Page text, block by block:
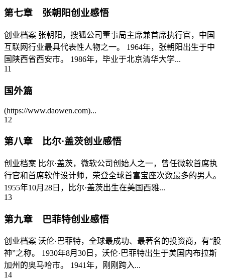
第七章 张朝阳创业感悟
创业档案 张朝阳，搜狐公司董事局主席兼首席执行官，中国
互联网行业最具代表性人物之一。 1964年，张朝阳出生于中
国陕西省西安市。 1986年，毕业于北京清华大学...
11
国外篇
(https://www.daowen.com)...
12
第八章 比尔·盖茨创业感悟
创业档案 比尔·盖茨，微软公司创始人之一，曾任微软首席执
行官和首席软件设计师，荣登全球首富宝座次数最多的男人。
1955年10月28日，比尔·盖茨出生在美国西雅...
13
第九章 巴菲特创业感悟
创业档案 沃伦·巴菲特，全球最成功、最著名的投资商，有“股
神”之称。 1930年8月30日，沃伦·巴菲特出生于美国内布拉斯
加州的奥马哈市。 1941年，刚刚跨入...
14